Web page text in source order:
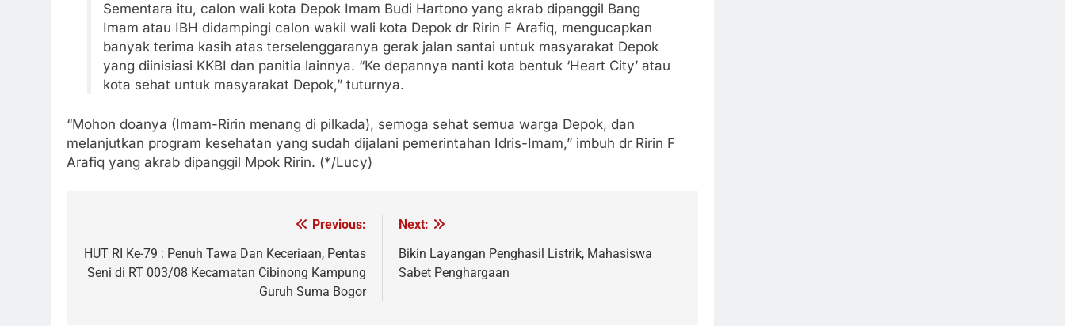
Sementara itu, calon wali kota Depok Imam Budi Hartono yang akrab dipanggil Bang
Imam atau IBH didampingi calon wakil wali kota Depok dr Ririn F Arafiq, mengucapkan
banyak terima kasih atas terselenggaranya gerak jalan santai untuk masyarakat Depok
yang diinisiasi KKBI dan panitia lainnya. “Ke depannya nanti kota bentuk ‘Heart City’ atau
kota sehat untuk masyarakat Depok,” tuturnya.
“Mohon doanya (Imam-Ririn menang di pilkada), semoga sehat semua warga Depok, dan
melanjutkan program kesehatan yang sudah dijalani pemerintahan Idris-Imam,” imbuh dr Ririn F
Arafiq yang akrab dipanggil Mpok Ririn. (*/Lucy)
pos
Previous:
HUT RI Ke-79 : Penuh Tawa Dan Keceriaan, Pentas
Seni di RT 003/08 Kecamatan Cibinong Kampung
Guruh Suma Bogor
Next:
Bikin Layangan Penghasil Listrik, Mahasiswa
Sabet Penghargaan